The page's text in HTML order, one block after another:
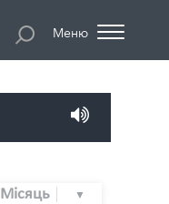
Меню
Місяць